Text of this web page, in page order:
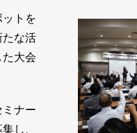
トを
な活
大会
ナー
し、